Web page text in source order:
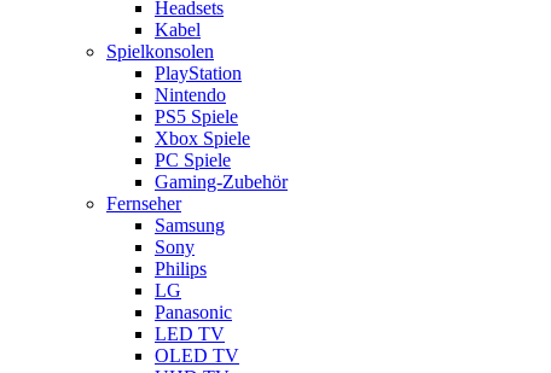
Headsets
Kabel
Spielkonsolen
PlayStation
Nintendo
PS5 Spiele
Xbox Spiele
PC Spiele
Gaming-Zubehör
Fernseher
Samsung
Sony
Philips
LG
Panasonic
LED TV
OLED TV